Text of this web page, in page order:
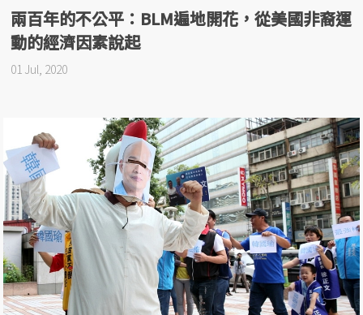
兩百年的不公平：BLM遍地開花，從美國非裔運
動的經濟因素說起
01 Jul, 2020